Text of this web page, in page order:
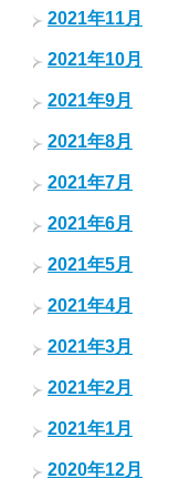
2021年11月
2021年10月
2021年9月
2021年8月
2021年7月
2021年6月
2021年5月
2021年4月
2021年3月
2021年2月
2021年1月
2020年12月